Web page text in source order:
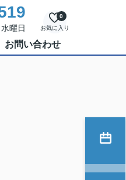
曜日 お気に入り
0
お問い合わせ